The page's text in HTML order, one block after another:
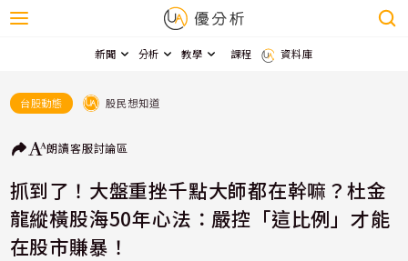
新聞 分析 教學 課程 資料庫
台股動態 股民想知道
朗讀客服討論區
抓到了！大盤重挫千點大師都在幹嘛？杜金
龍縱橫股海50年心法：嚴控「這比例」才能
在股市賺暴！